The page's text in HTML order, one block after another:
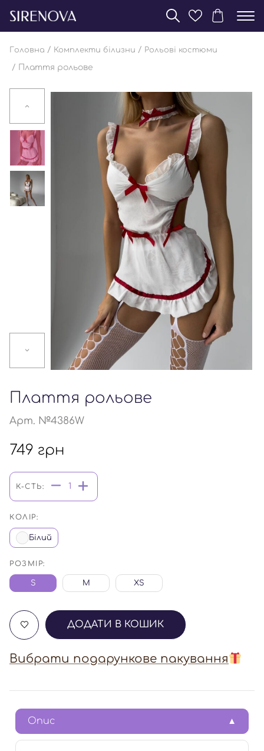
Головна / Комплекти білизни / Рольові костюми
/ Плаття рольове
Плаття рольове
Арт. №4386W
749 грн
К-СТЬ:
КОЛІР:
Білий
РОЗМІР:
S M XS
ДОДАТИ В КОШИК
Вибрати подарункове пакування
Опис